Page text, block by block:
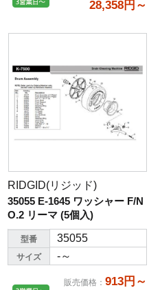
28,358円～
RIDGID(リジッド)
35055 E-1645 ワッシャー F/N
O.2 リーマ (5個入)
型番 35055
サイズ -～
販売価格 ： 913円～